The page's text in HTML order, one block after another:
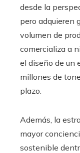
desde la
pero adquieren
volumen de
comercializa a
el diseño de un
millones de
plazo.
Además, la
mayor
sostenible